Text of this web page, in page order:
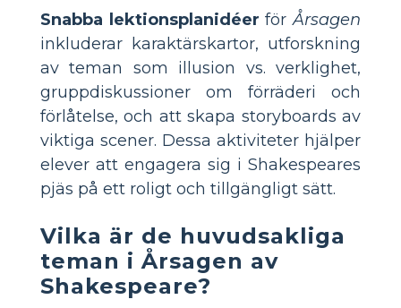
Snabba lektionsplanidéer förÅrsagen
inkluderar karaktärskartor, utforskning
av teman som illusion vs. verklighet,
gruppdiskussioner om förräderi och
förlåtelse, och att skapa storyboards av
viktiga scener. Dessa aktiviteter hjälper
elever att engagera sig i Shakespeares
pjäs på ett roligt och tillgängligt sätt.
Vilka är de huvudsakliga
teman i Årsagen av
Shakespeare?